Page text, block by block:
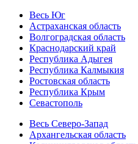
Весь Юг
Астраханская область
Волгоградская область
Краснодарский край
Республика Адыгея
Республика Калмыкия
Ростовская область
Республика Крым
Севастополь
Весь Северо-Запад
Архангельская область